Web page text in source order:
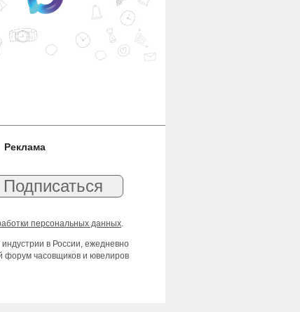
Реклама
персональных данных.
в России, ежедневно
форум часовщиков и ювелиров